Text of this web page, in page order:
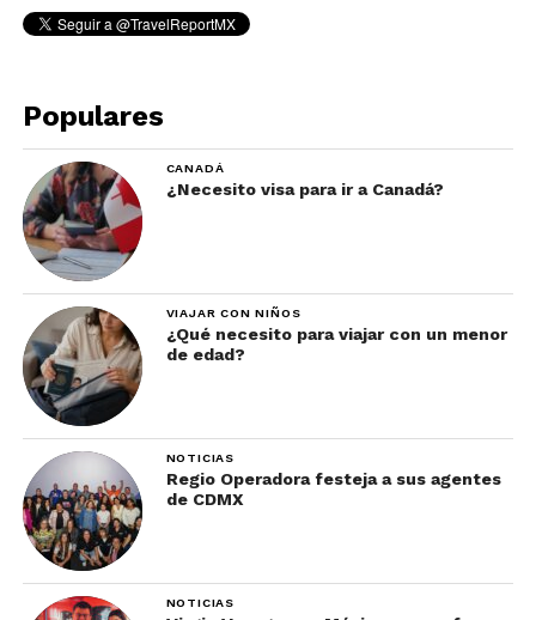
Populares
CANADÁ
¿Necesito visa para ir a Canadá?
VIAJAR CON NIÑOS
¿Qué necesito para viajar con un menor
de edad?
NOTICIAS
Regio Operadora festeja a sus agentes
de CDMX
NOTICIAS